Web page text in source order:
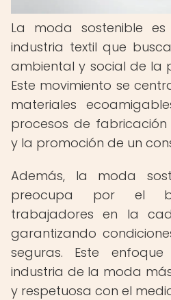
La moda sostenible
industria textil que
ambiental y social de la
Este movimiento se
materiales
procesos de fabricación
y la promoción de un
Además, la moda
preocupa por el
trabajadores en la
garantizando
seguras. Este
industria de la moda
y respetuosa con el